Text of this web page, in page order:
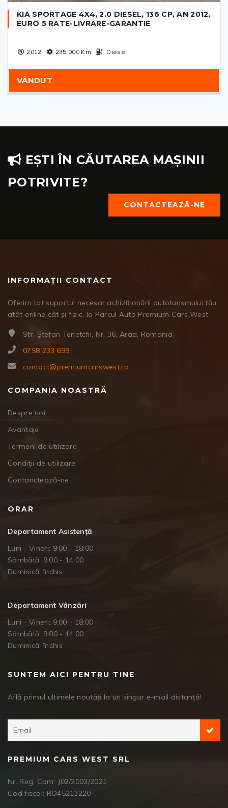
KIA SPORTAGE 4X4, 2.0 DIESEL, 136 CP, AN 2012,
EURO 5 RATE-LIVRARE-GARANTIE
2012 235 000Km Diesel
VÂNDUT
EȘTI ÎN CĂUTAREA MAȘINII
POTRIVITE?
CONTACTEAZĂ-NE
INFORMAȚII CONTACT
Oferim tot suportul necesar achiziționării autoturismului tău,
atât online cât și fizic, la Parcul Auto Premium Cars West.
Str. Ștefan Tenetchi, Nr. 36, Arad, Romania
0758 233 699
contact@premiumcarswest.ro
COMPANIA NOASTRĂ
Despre noi
Avantaje
Termeni de utilizare
Condiții de utilizare
Contanctează-ne
ORAR
Departament Asistență
Luni - Vineri: 9:00 - 18:00
Sâmbătă: 9:00 - 14:00
Duminică: închis
Departament Vânzări
Luni - Vineri: 9:00 - 18:00
Sâmbătă: 9:00 - 14:00
Duminică: închis
SUNTEM AICI PENTRU TINE
Află primul ultimele noutăți la un singur e-mail distanță!
PREMIUM CARS WEST SRL
Nr. Reg. Com: J02/2003/2021
Cod fiscal: RO45213220